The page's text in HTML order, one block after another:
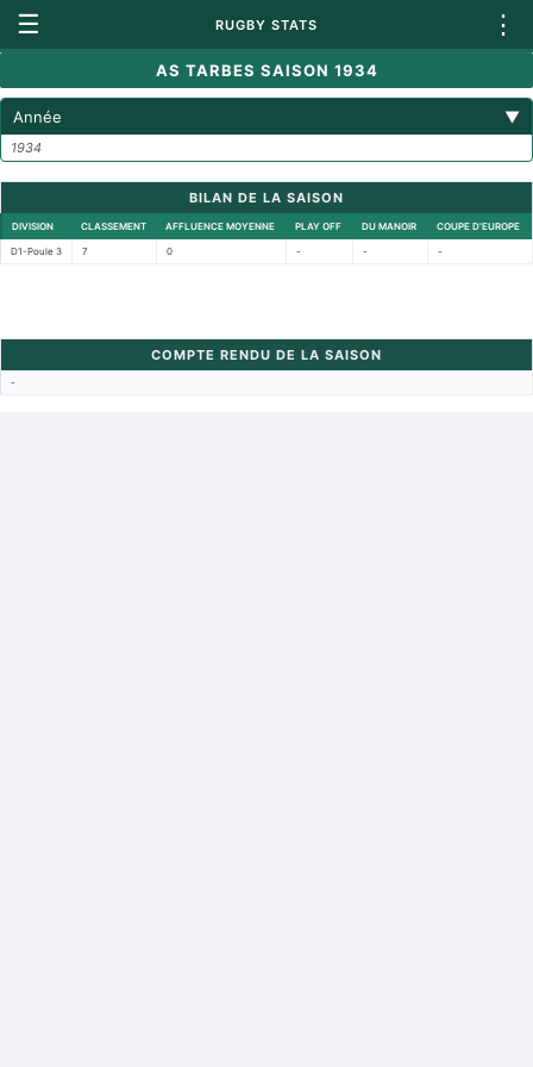
☰ RUGBY STATS ⋮
AS TARBES SAISON 1934
Année ▼
1934
BILAN DE LA SAISON
DIVISION CLASSEMENT AFFLUENCE MOYENNE PLAY OFF DU MANOIR COUPE D'EUROPE
D1-Poule 3 7 0 - - -
COMPTE RENDU DE LA SAISON
-